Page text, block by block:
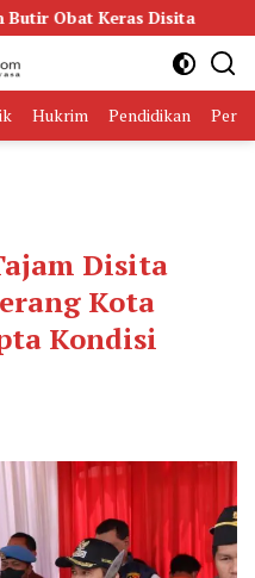
Keras Disita
Hukrim Pendidikan
Disita
Kota
Kondisi